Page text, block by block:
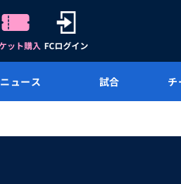
ニュース 試合 チ